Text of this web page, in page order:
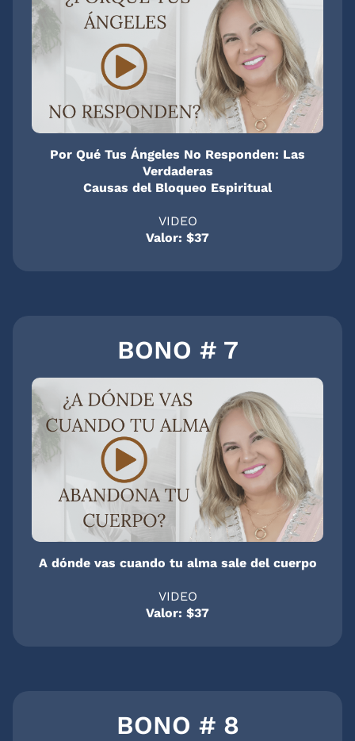
Por Qué Tus Ángeles No Responden: Las
Verdaderas
Causas del Bloqueo Espiritual
VIDEO
Valor: $37
BONO # 7
A dónde vas cuando tu alma sale del cuerpo
VIDEO
Valor: $37
BONO # 8